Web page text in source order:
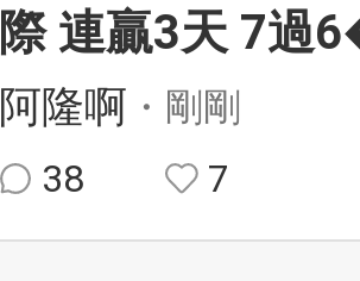
際 連贏3天 7過
阿隆啊 ・剛剛
38
7